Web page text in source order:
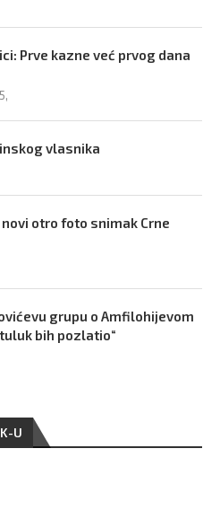
Prve kazne već prvog dana
vlasnika
novi otro foto snimak Crne
grupu o Amfilohijevom
bih pozlatio“
U